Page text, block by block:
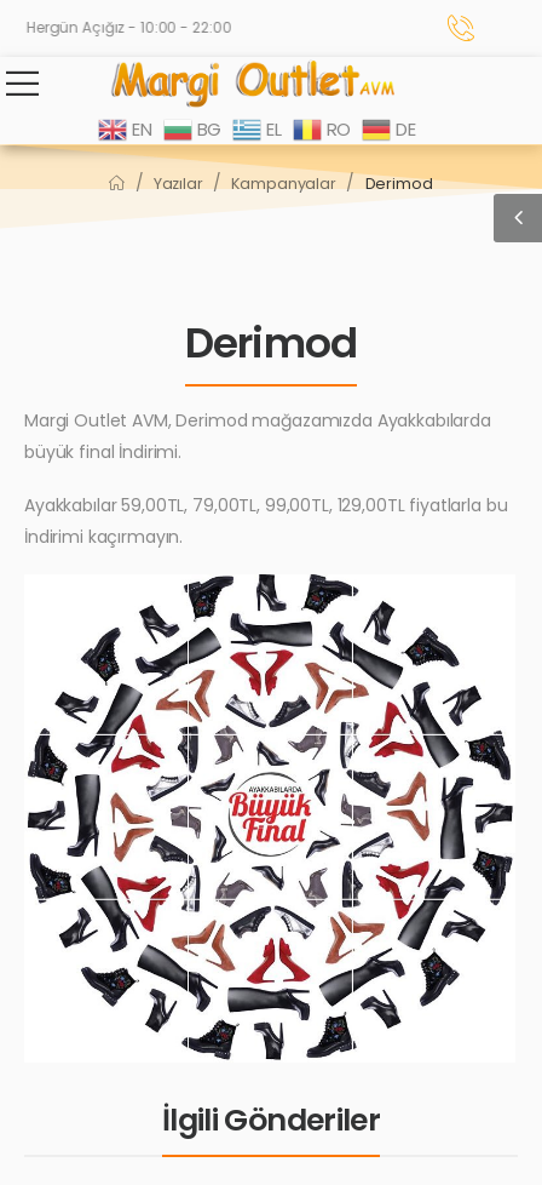
Hergün Açığız - 10:00 - 22:00
EN BG EL RO DE
/ Yazılar / Kampanyalar / Derimod
Derimod
Margi Outlet AVM, Derimod mağazamızda Ayakkabılarda
büyük final İndirimi.
Ayakkabılar 59,00TL, 79,00TL, 99,00TL, 129,00TL fiyatlarla bu
İndirimi kaçırmayın.
İlgili Gönderiler